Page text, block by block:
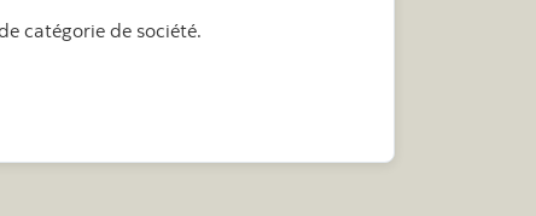
catégorie de société.
Partenaires Scotia